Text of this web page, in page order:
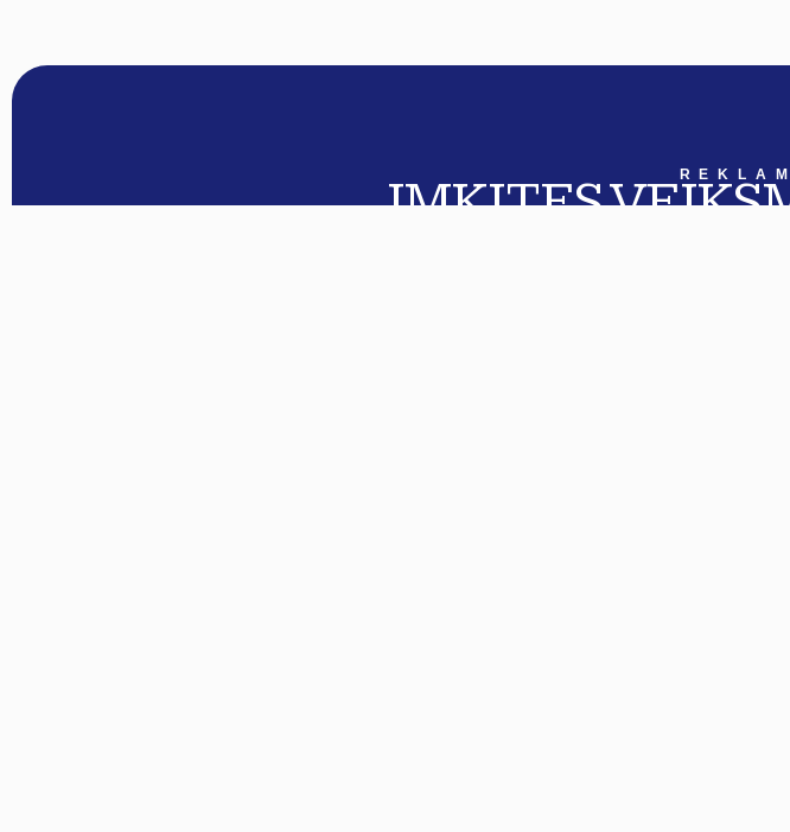
IMKITES